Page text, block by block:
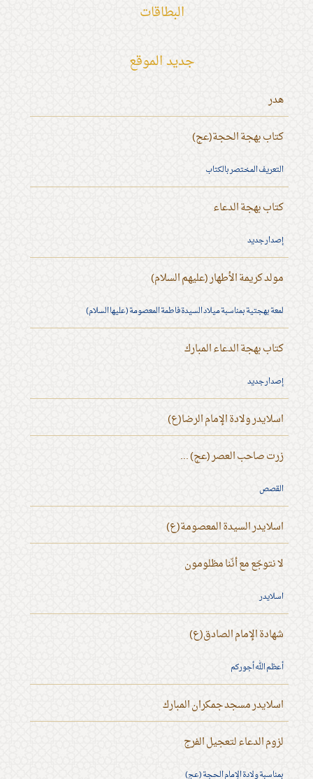
البطاقات
جديد الموقع
هدر
كتاب بهجة الحجة(عج)
التعريف المختصر بالكتاب
كتاب بهجة الدعاء
إصدار جديد
مولد كريمة الأطهار (عليهم السلام)
لمعة بهجتية بمناسبة ميلاد السيدة فاطمة المعصومة (عليها السلام)
كتاب بهجة الدعاء المبارك
إصدار جديد
اسلايدر ولادة الإمام الرضا(ع)
زرت صاحب العصر (عج) ...
القصص
اسلايدر السيدة المعصومة(ع)
لا نتوجّع مع أنّنا مظلومون
اسلايدر
شهادة الإمام الصادق(ع)
أعظم الله أجوركم
اسلايدر مسجد جمكران المبارك
لزوم الدعاء لتعجيل الفرج
بمناسبة ولادة الإمام الحجة (عج)